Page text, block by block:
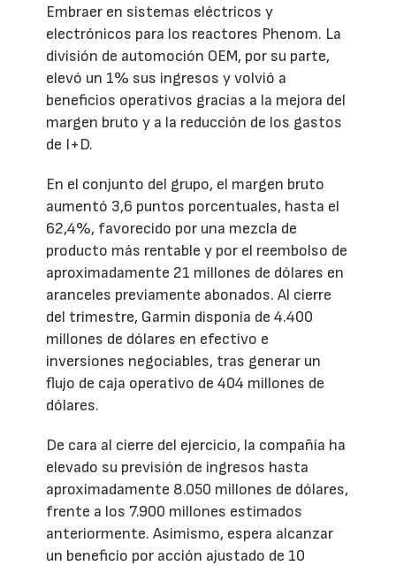
Embraer en sistemas eléctricos y
electrónicos para los reactores Phenom. La
división de automoción OEM, por su parte,
elevó un 1% sus ingresos y volvió a
beneficios operativos gracias a la mejora del
margen bruto y a la reducción de los gastos
de I+D.
En el conjunto del grupo, el margen bruto
aumentó 3,6 puntos porcentuales, hasta el
62,4%, favorecido por una mezcla de
producto más rentable y por el reembolso de
aproximadamente 21 millones de dólares en
aranceles previamente abonados. Al cierre
del trimestre, Garmin disponía de 4.400
millones de dólares en efectivo e
inversiones negociables, tras generar un
flujo de caja operativo de 404 millones de
dólares.
De cara al cierre del ejercicio, la compañía ha
elevado su previsión de ingresos hasta
aproximadamente 8.050 millones de dólares,
frente a los 7.900 millones estimados
anteriormente. Asimismo, espera alcanzar
un beneficio por acción ajustado de 10